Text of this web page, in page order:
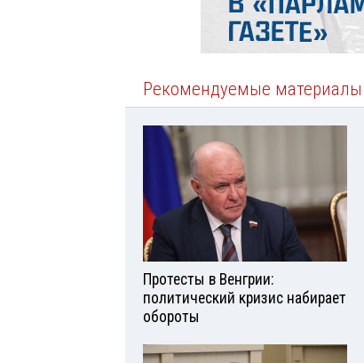
Рекомендуемые материалы
Протесты в Венгрии:
политический кризис набирает
обороты